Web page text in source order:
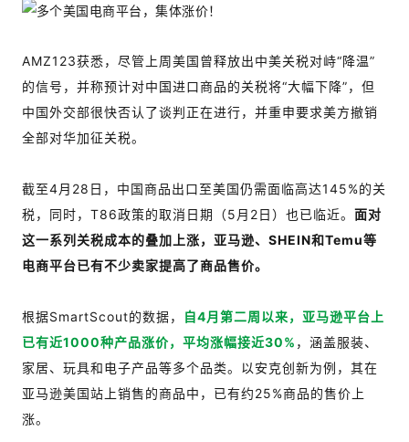
AMZ123获悉，尽管上周美国曾释放出中美关税对峙“降温”
的信号，并称预计对中国进口商品的关税将“大幅下降”，但
中国外交部很快否认了谈判正在进行，并重申要求美方撤销
全部对华加征关税。
截至4月28日，中国商品出口至美国仍需面临高达145%的关
税，同时，T86政策的取消日期（5月2日）也已临近。 面对
这一系列关税成本的叠加上涨，亚马逊、SHEIN和Temu等
电商平台已有不少卖家提高了商品售价。
根据SmartScout的数据，
自4月第二周以来，亚马逊平台上
已有近1000种产品涨价，平均涨幅接近30% ，涵盖服装、
家居、玩具和电子产品等多个品类。以安克创新为例，其在
亚马逊美国站上销售的商品中，已有约25%商品的售价上
涨。